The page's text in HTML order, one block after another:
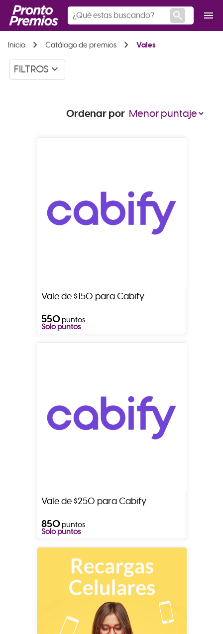
search menu
Inicio chevron_right Catálogo de premios chevron_right Vales
FILTROS keyboard_arrow_down
Ordenar por
Vale de $150 para Cabify
550puntos
Solo puntos
Vale de $250 para Cabify
850puntos
Solo puntos